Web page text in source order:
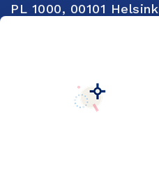
PL 1000, 00101
Keskuskauppakamarin